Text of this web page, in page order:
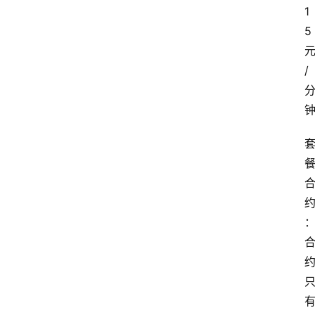
1
5
元
/
分
钟
套
餐
合
约
：
合
约
只
有